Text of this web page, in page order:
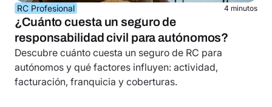
RC Profesional 4 minutos
¿Cuánto cuesta un seguro de
responsabilidad civil para autónomos?
Descubre cuánto cuesta un seguro de RC para
autónomos y qué factores influyen: actividad,
facturación, franquicia y coberturas.